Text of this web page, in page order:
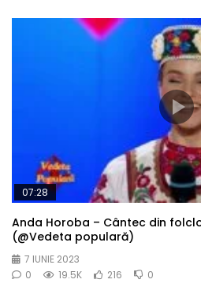
07:28
Anda Horoba – Cântec din
(@Vedeta populară)
7 IUNIE 2023
0
19.5K 216 0